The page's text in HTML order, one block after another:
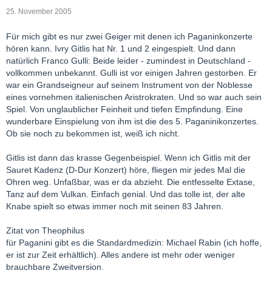
25. November 2005
Für mich gibt es nur zwei Geiger mit denen ich Paganinkonzerte
hören kann. Ivry Gitlis hat Nr. 1 und 2 eingespielt. Und dann
natürlich Franco Gulli: Beide leider - zumindest in Deutschland -
vollkommen unbekannt. Gulli ist vor einigen Jahren gestorben. Er
war ein Grandseigneur auf seinem Instrument von der Noblesse
eines vornehmen italienischen Aristrokraten. Und so war auch sein
Spiel. Von unglaublicher Feinheit und tiefen Empfindung. Eine
wunderbare Einspielung von ihm ist die des 5. Paganinikonzertes.
Ob sie noch zu bekommen ist, weiß ich nicht.
Gitlis ist dann das krasse Gegenbeispiel. Wenn ich Gitlis mit der
Sauret Kadenz (D-Dur Konzert) höre, fliegen mir jedes Mal die
Ohren weg. Unfaßbar, was er da abzieht. Die entfesselte Extase,
Tanz auf dem Vulkan. Einfach genial. Und das tolle ist, der alte
Knabe spielt so etwas immer noch mit seinen 83 Jahren.
Zitat von Theophilus
für Paganini gibt es die Standardmedizin: Michael Rabin (ich hoffe,
er ist zur Zeit erhältlich). Alles andere ist mehr oder weniger
brauchbare Zweitversion.